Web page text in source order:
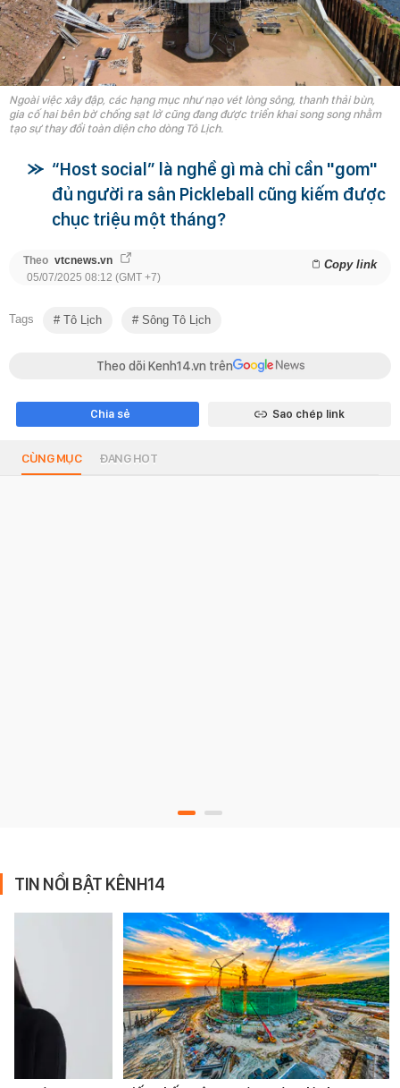
Ngoài việc xây đập, các hạng mục như nạo vét lòng sông, thanh thải bùn,
gia cố hai bên bờ chống sạt lở cũng đang được triển khai song song nhằm
tạo sự thay đổi toàn diện cho dòng Tô Lịch.
“Host social” là nghề gì mà chỉ cần "gom"
đủ người ra sân Pickleball cũng kiếm được
chục triệu một tháng?
Theo vtcnews.vn Copy link
05/07/2025 08:12 (GMT +7)
Tags Tô Lịch Sông Tô Lịch
Theo dõi Kenh14.vn trên
Chia sẻ Sao chép link
CÙNG MỤC ĐANG HOT
TIN NỔI BẬT KÊNH14